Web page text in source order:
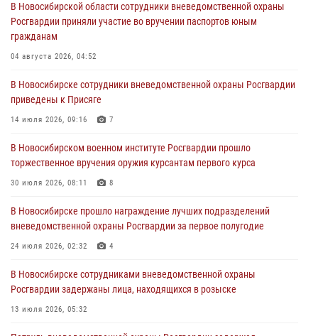
При силовой поддержке бойцов ОМОН и СОБР Росгвардии
пресечена деятельность группы лиц, причастных к мошенничеству
в сфере страхования
В Новосибирске сотрудниками вневедомственной охраны
Росгвардии задержан гражданин, находящийся в розыске
В Новосибирске военнослужащие отряда спецназа «Ермак»
Росгвардии провели занятия по беспарашютному десантированию
В Новосибирске военнослужащие Росгвардии почтили память детей
– жертв войны в Донбассе
В Новосибирской области сотрудники вневедомственной охраны
Росгвардии приняли участие во вручении паспортов юным
гражданам
04 августа 2026, 04:52
В Новосибирске сотрудники вневедомственной охраны Росгвардии
приведены к Присяге
14 июля 2026, 09:16 7
В Новосибирском военном институте Росгвардии прошло
торжественное вручения оружия курсантам первого курса
30 июля 2026, 08:11 8
В Новосибирске прошло награждение лучших подразделений
вневедомственной охраны Росгвардии за первое полугодие
24 июля 2026, 02:32 4
В Новосибирске сотрудниками вневедомственной охраны
Росгвардии задержаны лица, находящихся в розыске
13 июля 2026, 05:32